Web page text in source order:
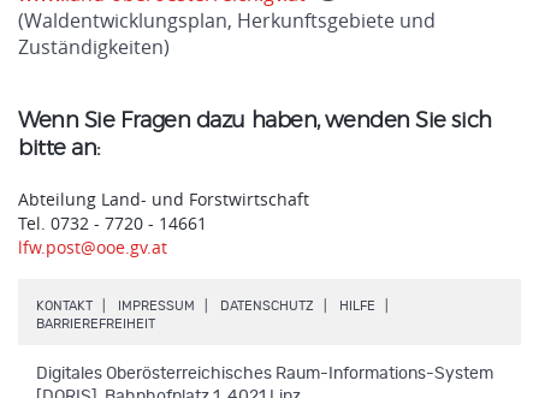
(Waldentwicklungsplan, Herkunftsgebiete und
Zuständigkeiten)
Wenn Sie Fragen dazu haben, wenden Sie sich
bitte an:
Abteilung Land- und Forstwirtschaft
Tel. 0732 - 7720 - 14661
lfw.post@ooe.gv.at
KONTAKT IMPRESSUM DATENSCHUTZ HILFE
BARRIEREFREIHEIT.
Digitales Oberösterreichisches Raum-Informations-System